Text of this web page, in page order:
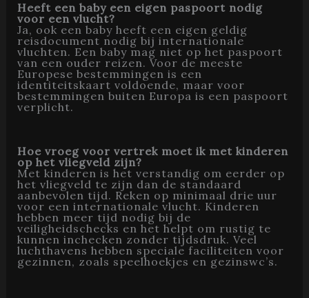
Heeft een baby een eigen paspoort nodig
voor een vlucht?
Ja, ook een baby heeft een eigen geldig
reisdocument nodig bij internationale
vluchten. Een baby mag niet op het paspoort
van een ouder reizen. Voor de meeste
Europese bestemmingen is een
identiteitskaart voldoende, maar voor
bestemmingen buiten Europa is een paspoort
verplicht.
Hoe vroeg voor vertrek moet ik met kinderen
op het vliegveld zijn?
Met kinderen is het verstandig om eerder op
het vliegveld te zijn dan de standaard
aanbevolen tijd. Reken op minimaal drie uur
voor een internationale vlucht. Kinderen
hebben meer tijd nodig bij de
veiligheidschecks en het helpt om rustig te
kunnen inchecken zonder tijdsdruk. Veel
luchthavens hebben speciale faciliteiten voor
gezinnen, zoals speelhoekjes en gezinswc’s.